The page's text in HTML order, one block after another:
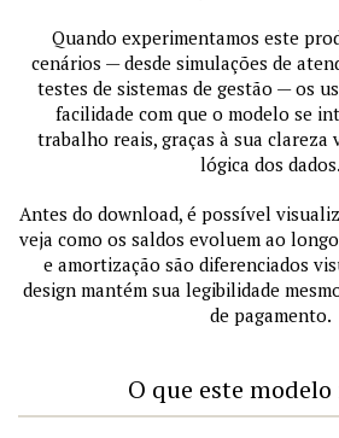
Quando experimentamos este
cenários — desde simulações de
testes de sistemas de gestão — os
facilidade com que o modelo se
trabalho reais, graças à sua clareza
lógica dos dados.
Antes do download, é possível
veja como os saldos evoluem ao
e amortização são diferenciados
design mantém sua legibilidade
de pagamento.
O que este